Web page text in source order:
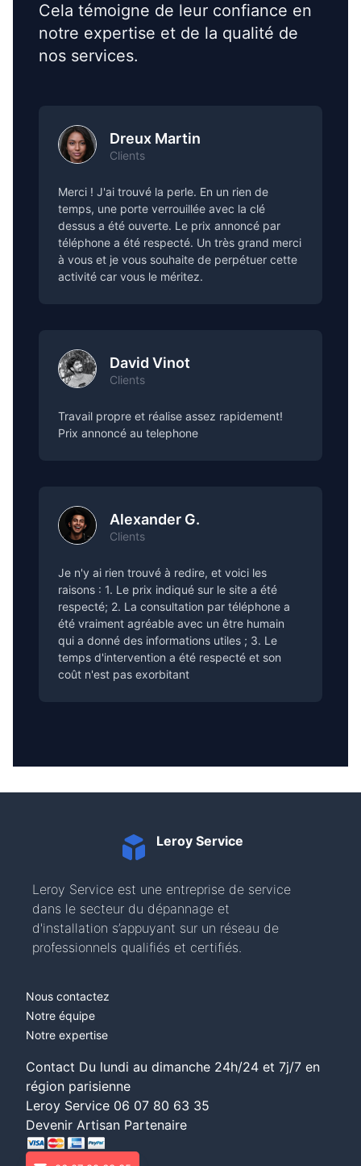
Cela témoigne de leur confiance en
notre expertise et de la qualité de
nos services.
Dreux Martin
Clients
Merci ! J'ai trouvé la perle. En un rien de
temps, une porte verrouillée avec la clé
dessus a été ouverte. Le prix annoncé par
téléphone a été respecté. Un très grand merci
à vous et je vous souhaite de perpétuer cette
activité car vous le méritez.
David Vinot
Clients
Travail propre et réalise assez rapidement!
Prix annoncé au telephone
Alexander G.
Clients
Je n'y ai rien trouvé à redire, et voici les
raisons : 1. Le prix indiqué sur le site a été
respecté; 2. La consultation par téléphone a
été vraiment agréable avec un être humain
qui a donné des informations utiles ; 3. Le
temps d'intervention a été respecté et son
coût n'est pas exorbitant
Leroy Service
Leroy Service est une entreprise de service
dans le secteur du dépannage et
d'installation s’appuyant sur un réseau de
professionnels qualifiés et certifiés.
Nous contactez
Notre équipe
Notre expertise
Contact Du lundi au dimanche 24h/24 et 7j/7 en
région parisienne
Leroy Service 06 07 80 63 35
Devenir Artisan Partenaire